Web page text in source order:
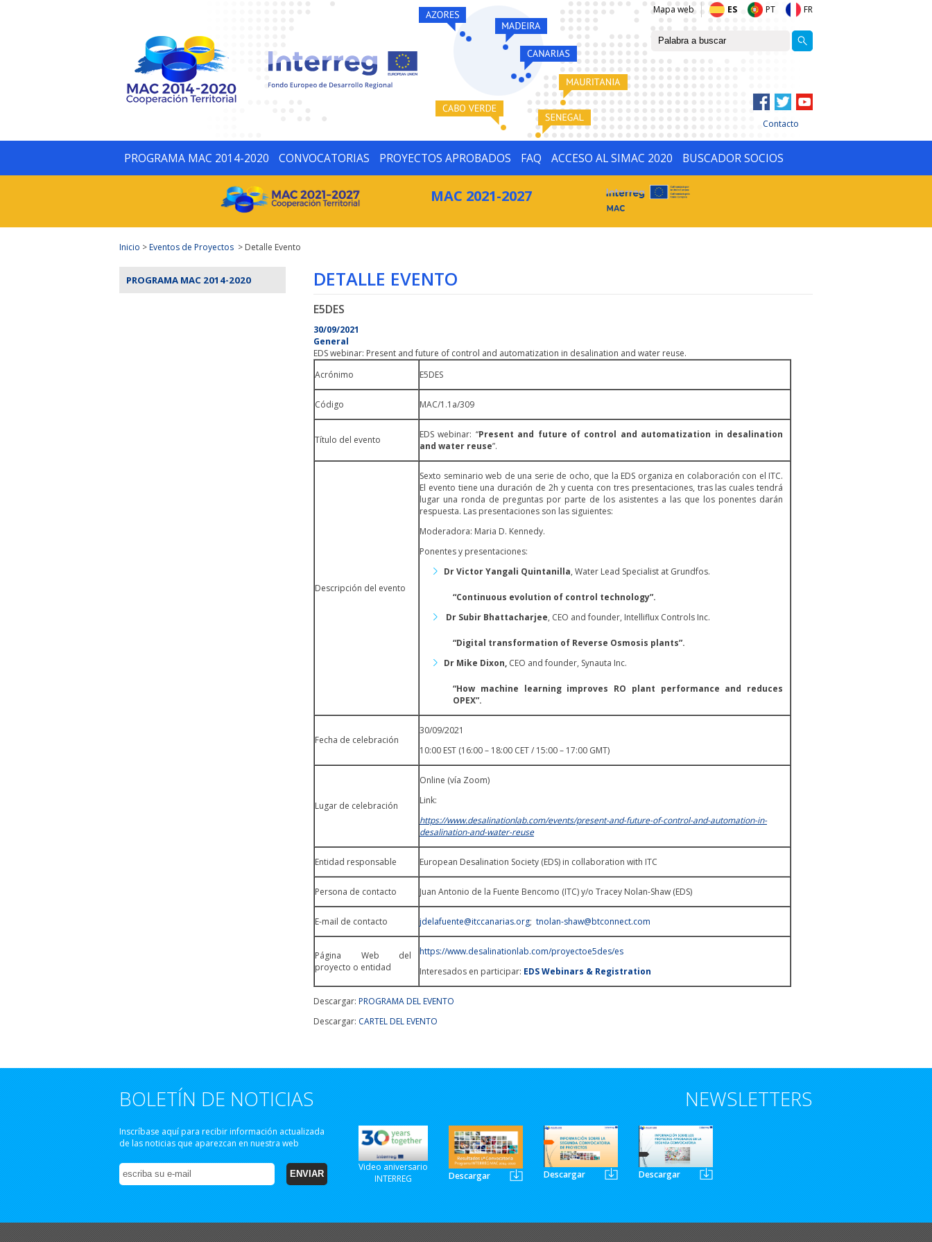
Mapa web ES PT FR
Contacto
PROGRAMA MAC 2014-2020 CONVOCATORIAS PROYECTOS APROBADOS FAQ ACCESO AL SIMAC 2020 BUSCADOR SOCIOS
MAC 2021-2027
Inicio >Eventos de Proyectos > Detalle Evento
PROGRAMA MAC 2014-2020 DETALLE EVENTO
E5DES
30/09/2021
General
EDS webinar: Present and future of control and automatization in desalination and water reuse.
Acrónimo
E5DES
Código MAC/1.1a/309
Título del evento EDS webinar: “Present and future of control and automatization in desalination
and water reuse”.
Descripción del evento
Sexto seminario web de una serie de ocho, que la EDS organiza en colaboración con el ITC.
El evento tiene una duración de 2h y cuenta con tres presentaciones, tras las cuales tendrá
lugar una ronda de preguntas por parte de los asistentes a las que los ponentes darán
respuesta. Las presentaciones son las siguientes:
Moderadora: Maria D. Kennedy.
Ponentes y presentaciones:
Dr Victor Yangali Quintanilla, Water Lead Specialist at Grundfos.
“Continuous evolution of control technology”.
Dr Subir Bhattacharjee, CEO and founder, Intelliflux Controls Inc.
“Digital transformation of Reverse Osmosis plants”.
Dr Mike Dixon, CEO and founder, Synauta Inc.
“How machine learning improves RO plant performance and reduces
OPEX”.
Fecha de celebración
30/09/2021
10:00 EST (16:00 – 18:00 CET / 15:00 – 17:00 GMT)
Lugar de celebración
Online (vía Zoom)
Link:
https://www.desalinationlab.com/events/present-and-future-of-control-and-automation-in-
desalination-and-water-reuse
Entidad responsable European Desalination Society (EDS) in collaboration with ITC
Persona de contacto Juan Antonio de la Fuente Bencomo (ITC) y/o Tracey Nolan-Shaw (EDS)
E-mail de contacto jdelafuente@itccanarias.org; tnolan-shaw@btconnect.com
Página Web del
proyecto o entidad
https://www.desalinationlab.com/proyectoe5des/es
Interesados en participar: EDS Webinars & Registration
Descargar: PROGRAMA DEL EVENTO
Descargar: CARTEL DEL EVENTO
BOLETÍN DE NOTICIAS
Inscríbase aquí para recibir información actualizada
de las noticias que aparezcan en nuestra web
NEWSLETTERS
Video aniversario
INTERREG
Descargar Descargar Descargar